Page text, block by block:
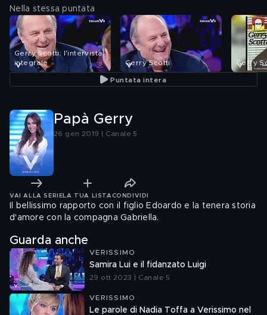
Nella stessa puntata
Gerry Scotti: l'intervista
integrale
Gerry Scotti Gerry
Puntata intera
Papà Gerry
26 gen 2019 | Canale 5
VAI ALLA SERIE LA TUA LISTA CONDIVIDI
Il bellissimo rapporto con il figlio Edoardo e la tenera storia
d'amore con la compagna Gabriella.
Guarda anche
VERISSIMO
Samira Lui e il fidanzato Luigi
29 ott 2023 | Canale 5
VERISSIMO
Le parole di Nadia Toffa a Verissimo nel